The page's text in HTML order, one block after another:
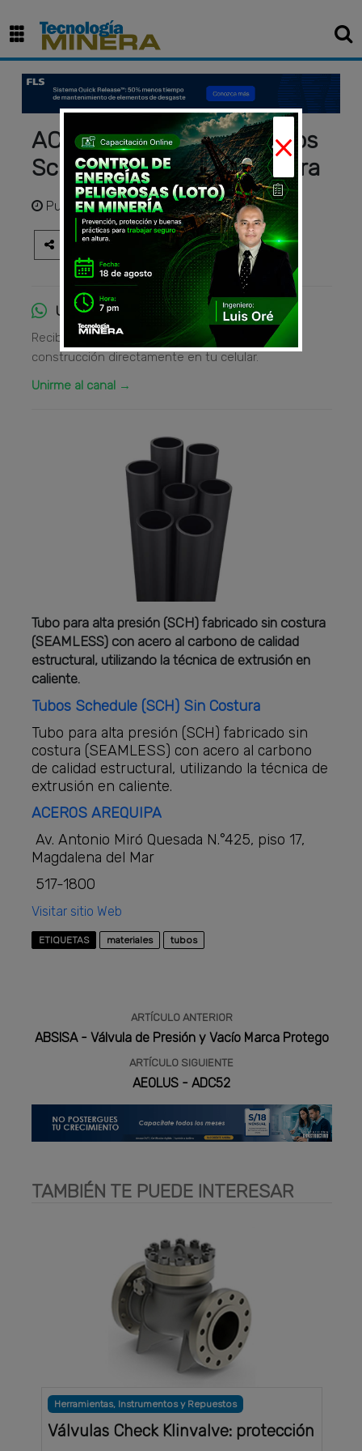
ACEROS AREQUIPA - Tubos
Schedule (SCH) Sin Costura
Publicadohace 2 años
Únete al canal de WhatsApp
Recibe las principales noticias del sector
construcción directamente en tu celular.
Unirme al canal →
Tubo para alta presión (SCH) fabricado sin costura
(SEAMLESS) con acero al carbono de calidad
estructural, utilizando la técnica de extrusión en
caliente.
Tubos Schedule (SCH) Sin Costura
Tubo para alta presión (SCH) fabricado sin
costura (SEAMLESS) con acero al carbono
de calidad estructural, utilizando la técnica de
extrusión en caliente.
ACEROS AREQUIPA
Av. Antonio Miró Quesada N.°425, piso 17,
Magdalena del Mar
517-1800
Visitar sitio Web
ETIQUETAS materiales tubos
ARTÍCULO ANTERIOR
ABSISA - Válvula de Presión y Vacío Marca Protego
ARTÍCULO SIGUIENTE
AEOLUS - ADC52
TAMBIÉN TE PUEDE INTERESAR
Herramientas, Instrumentos y Repuestos
Válvulas Check Klinvalve: protección
×